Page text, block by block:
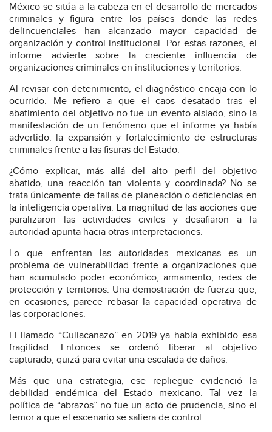
México se sitúa a la cabeza en el desarrollo de mercados
criminales y figura entre los países donde las redes
delincuenciales han alcanzado mayor capacidad de
organización y control institucional. Por estas razones, el
informe advierte sobre la creciente influencia de
organizaciones criminales en instituciones y territorios.
Al revisar con detenimiento, el diagnóstico encaja con lo
ocurrido. Me refiero a que el caos desatado tras el
abatimiento del objetivo no fue un evento aislado, sino la
manifestación de un fenómeno que el informe ya había
advertido: la expansión y fortalecimiento de estructuras
criminales frente a las fisuras del Estado.
¿Cómo explicar, más allá del alto perfil del objetivo
abatido, una reacción tan violenta y coordinada? No se
trata únicamente de fallas de planeación o deficiencias en
la inteligencia operativa. La magnitud de las acciones que
paralizaron las actividades civiles y desafiaron a la
autoridad apunta hacia otras interpretaciones.
Lo que enfrentan las autoridades mexicanas es un
problema de vulnerabilidad frente a organizaciones que
han acumulado poder económico, armamento, redes de
protección y territorios. Una demostración de fuerza que,
en ocasiones, parece rebasar la capacidad operativa de
las corporaciones.
El llamado “Culiacanazo” en 2019 ya había exhibido esa
fragilidad. Entonces se ordenó liberar al objetivo
capturado, quizá para evitar una escalada de daños.
Más que una estrategia, ese repliegue evidenció la
debilidad endémica del Estado mexicano. Tal vez la
política de “abrazos” no fue un acto de prudencia, sino el
temor a que el escenario se saliera de control.